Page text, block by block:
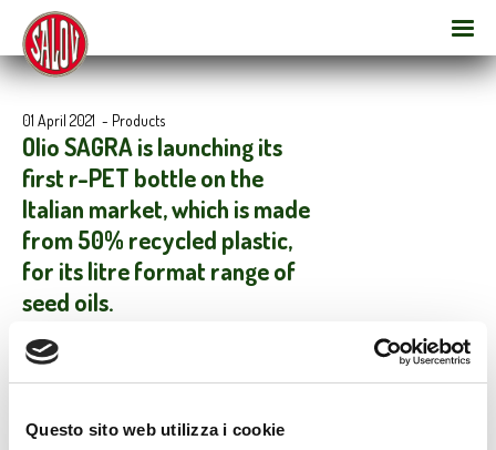
Questo sito web utilizza i cookie
01 April 2021 - Products
Olio SAGRA is launching its
first r-PET bottle on the
Italian market, which is made
from 50% recycled plastic,
for its litre format range of
seed oils.
New “green” look for the 1lt format of the historic SAGRA brand’s
range of seed oils. The new r-PET bottles are made from 50%
recycled plastic and are totally recyclable thanks to updated
supermarket shelves from April. This is an important change in